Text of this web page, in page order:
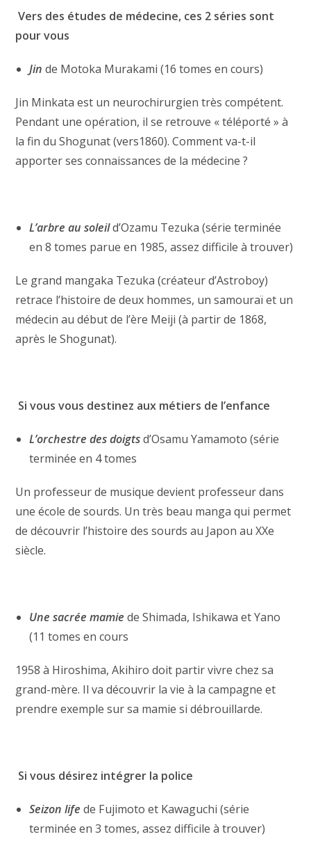
Vers des études de médecine, ces 2 séries sont
pour vous
Jin de Motoka Murakami (16 tomes en cours)
Jin Minkata est un neurochirurgien très compétent.
Pendant une opération, il se retrouve « téléporté » à
la fin du Shogunat (vers1860). Comment va-t-il
apporter ses connaissances de la médecine ?
L’arbre au soleild’Ozamu Tezuka (série terminée
en 8 tomes parue en 1985, assez difficile à trouver)
Le grand mangaka Tezuka (créateur d’Astroboy)
retrace l’histoire de deux hommes, un samouraï et un
médecin au début de l’ère Meiji (à partir de 1868,
après le Shogunat).
Si vous vous destinez aux métiers de l’enfance
L’orchestre des doigts d’Osamu Yamamoto (série
terminée en 4 tomes
Un professeur de musique devient professeur dans
une école de sourds. Un très beau manga qui permet
de découvrir l’histoire des sourds au Japon au XXe
siècle.
Une sacrée mamie de Shimada, Ishikawa et Yano
(11 tomes en cours
1958 à Hiroshima, Akihiro doit partir vivre chez sa
grand-mère. Il va découvrir la vie à la campagne et
prendre exemple sur sa mamie si débrouillarde.
Si vous désirez intégrer la police
Seizon life de Fujimoto et Kawaguchi (série
terminée en 3 tomes, assez difficile à trouver)